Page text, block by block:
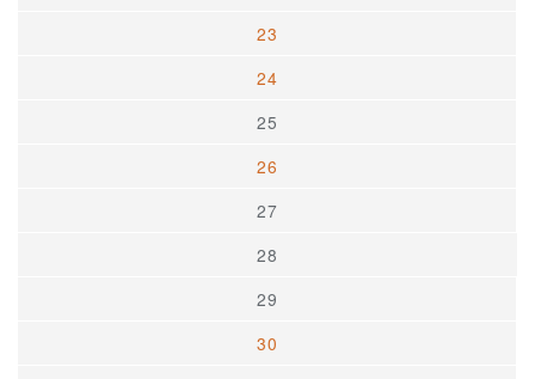
23
24
25
26
27
28
29
30